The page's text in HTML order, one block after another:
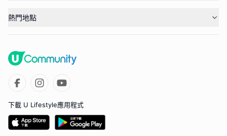
熱門地點
下載 U Lifestyle應用程式